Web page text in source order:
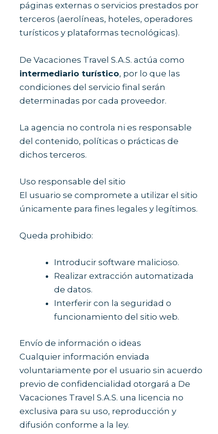
páginas externas o servicios prestados por
terceros (aerolíneas, hoteles, operadores
turísticos y plataformas tecnológicas).
De Vacaciones Travel S.A.S. actúa como
intermediario turístico, por lo que las
condiciones del servicio final serán
determinadas por cada proveedor.
La agencia no controla ni es responsable
del contenido, políticas o prácticas de
dichos terceros.
Uso responsable del sitio
El usuario se compromete a utilizar el sitio
únicamente para fines legales y legítimos.
Queda prohibido:
Introducir software malicioso.
Realizar extracción automatizada
de datos.
Interferir con la seguridad o
funcionamiento del sitio web.
Envío de información o ideas
Cualquier información enviada
voluntariamente por el usuario sin acuerdo
previo de confidencialidad otorgará a De
Vacaciones Travel S.A.S. una licencia no
exclusiva para su uso, reproducción y
difusión conforme a la ley.